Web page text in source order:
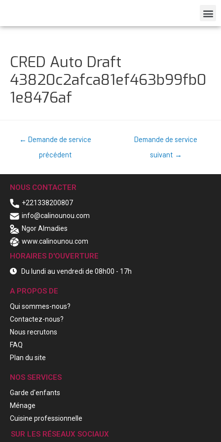
CRED Auto Draft
43820c2afca81ef463b99fb0
1e8476af
← Demande de service
précédent
Demande de service
suivant →
NOUS CONTACTER
+221338200807
info@calinounou.com
Ngor Almadies
www.calinounou.com
HORAIRES D'OUVERTURE
Du lundi au vendredi de 08h00 - 17h
A PROPOS DE
Qui sommes-nous?
Contactez-nous?
Nous recrutons
FAQ
Plan du site
NOS SERVICES
Garde d'enfants
Ménage
Cuisine professionnelle
SUR LES RÉSEAUX SOCIAUX